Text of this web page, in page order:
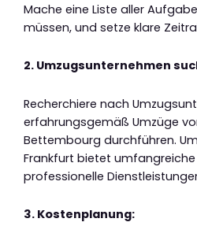
Mache eine Liste aller
müssen, und setze klare
2. Umzugsunternehmen
Recherchiere nach
erfahrungsgemäß Umzüge
Bettembourg durchführen.
Frankfurt bietet
professionelle
3. Kostenplanung: